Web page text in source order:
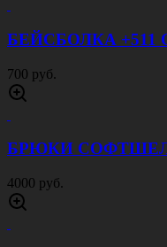
БЕЙСБОЛКА +511
700 руб.
БРЮКИ
4000 руб.